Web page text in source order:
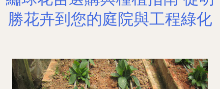
勝花卉到您的庭院與工程綠化